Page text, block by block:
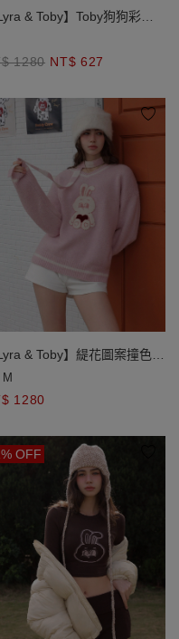
& Toby】Toby狗狗彩色
圓領長袖長版毛衣
1280 NT$ 627
& Toby】緹花圖案撞色線
邊V領長袖毛衣(附條紋綁帶)
M
1280
OFF